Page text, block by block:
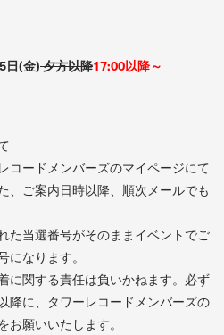
日(金)夕方以降17:00以降～
コードメンバーズのマイページにて
、ご案内日時以降、順次メールでも
た当選番号がそのままイベントでご
なります。
に関する責任は負いかねます。必ず
降に、タワーレコードメンバーズの
お願いいたします。